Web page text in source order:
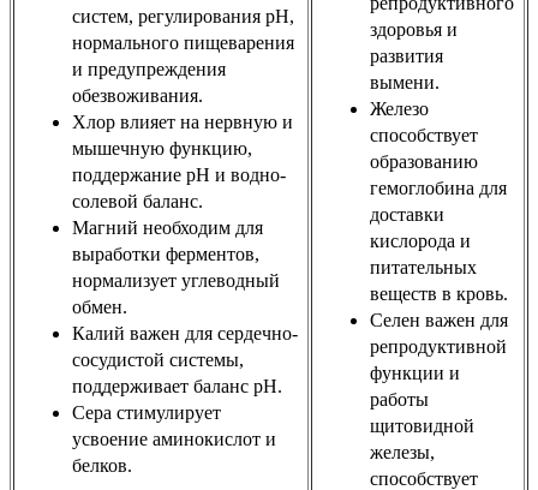
систем, регулирования рН,
нормального пищеварения
и предупреждения
обезвоживания.
Хлор влияет на нервную и
мышечную функцию,
поддержание рН и водно-
солевой баланс.
Магний необходим для
выработки ферментов,
нормализует углеводный
обмен.
Калий важен для сердечно-
сосудистой системы,
поддерживает баланс рН.
Сера стимулирует
усвоение аминокислот и
белков.
здоровья и
развития
вымени.
Железо
способствует
образованию
гемоглобина для
доставки
кислорода и
питательных
веществ в кровь.
Селен важен для
репродуктивной
функции и
работы
щитовидной
железы,
способствует